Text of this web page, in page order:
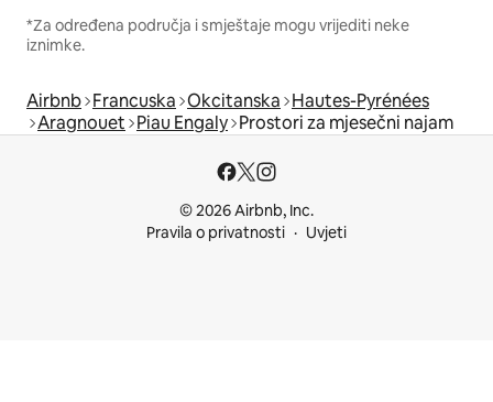
*Za određena područja i smještaje mogu vrijediti neke
iznimke.
Airbnb Francuska Okcitanska Hautes-Pyrénées
Aragnouet Piau Engaly Prostori za mjesečni najam
© 2026 Airbnb, Inc.
Pravila o privatnosti
Uvjeti